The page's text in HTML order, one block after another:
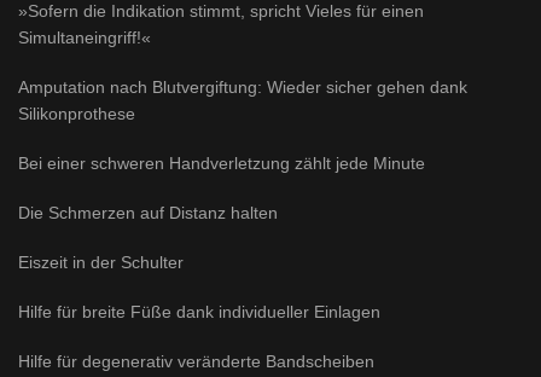
»Sofern die Indikation stimmt, spricht Vieles für einen
Simultaneingriff!«
Amputation nach Blutvergiftung: Wieder sicher gehen dank
Silikonprothese
Bei einer schweren Handverletzung zählt jede Minute
Die Schmerzen auf Distanz halten
Eiszeit in der Schulter
Hilfe für breite Füße dank individueller Einlagen
Hilfe für degenerativ veränderte Bandscheiben